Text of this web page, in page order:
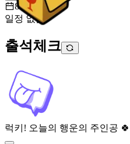
8월 7일 [금]
일정 없음
출석체크
럭키! 오늘의 행운의 주인공 🍀